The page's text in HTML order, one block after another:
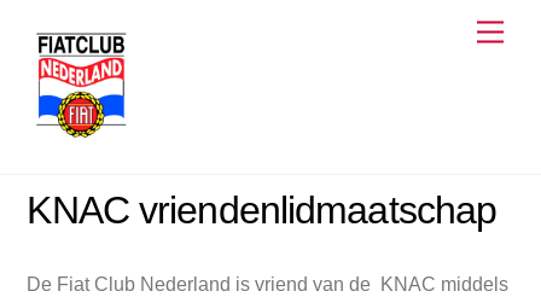
content
KNAC vriendenlidmaatschap
De Fiat Club Nederland is vriend van de KNAC middels